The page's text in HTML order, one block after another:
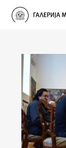
Прескочи